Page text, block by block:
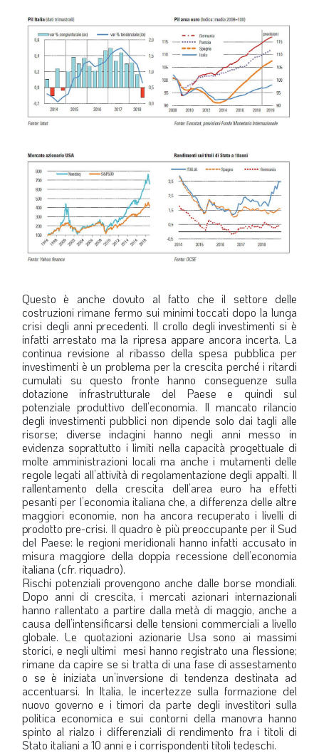
Questo è anche dovuto al fatto che il settore delle
costruzioni rimane fermo sui minimi toccati dopo la lunga
crisi degli anni precedenti. Il crollo degli investimenti si è
infatti arrestato ma la ripresa appare ancora incerta. La
continua revisione al ribasso della spesa pubblica per
investimenti è un problema per la crescita perché i ritardi
cumulati su questo fronte hanno conseguenze sulla
dotazione infrastrutturale del Paese e quindi sul
potenziale produttivo dell’economia. Il mancato rilancio
degli investimenti pubblici non dipende solo dai tagli alle
risorse; diverse indagini hanno negli anni messo in
evidenza soprattutto i limiti nella capacità progettuale di
molte amministrazioni locali ma anche i mutamenti delle
regole legati all’attività di regolamentazione degli appalti. Il
rallentamento della crescita dell’area euro ha effetti
pesanti per l’economia italiana che, a differenza delle altre
maggiori economie, non ha ancora recuperato i livelli di
prodotto pre-crisi. Il quadro è più preoccupante per il Sud
del Paese: le regioni meridionali hanno infatti accusato in
misura maggiore della doppia recessione dell’economia
italiana (cfr. riquadro).
Rischi potenziali provengono anche dalle borse mondiali.
Dopo anni di crescita, i mercati azionari internazionali
hanno rallentato a partire dalla metà di maggio, anche a
causa dell’intensificarsi delle tensioni commerciali a livello
globale. Le quotazioni azionarie Usa sono ai massimi
storici, e negli ultimi mesi hanno registrato una flessione;
rimane da capire se si tratta di una fase di assestamento
o se è iniziata un’inversione di tendenza destinata ad
accentuarsi. In Italia, le incertezze sulla formazione del
nuovo governo e i timori da parte degli investitori sulla
politica economica e sui contorni della manovra hanno
spinto al rialzo i differenziali di rendimento fra i titoli di
Stato italiani a 10 anni e i corrispondenti titoli tedeschi.